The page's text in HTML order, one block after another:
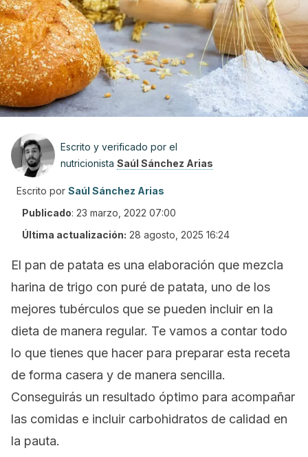
Escrito y verificado por el
nutricionista Saúl Sánchez Arias
Escrito por Saúl Sánchez Arias
Publicado: 23 marzo, 2022 07:00
Última actualización: 28 agosto, 2025 16:24
El pan de patata es una elaboración que mezcla
harina de trigo con puré de patata, uno de los
mejores tubérculos que se pueden incluir en la
dieta de manera regular. Te vamos a contar todo
lo que tienes que hacer para preparar esta receta
de forma casera y de manera sencilla.
Conseguirás un resultado óptimo para acompañar
las comidas e incluir carbohidratos de calidad en
la pauta.